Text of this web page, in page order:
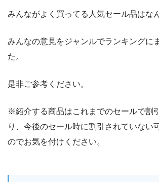
みんながよく買ってる人気セール品はな
みんなの意見をジャンルでランキングに
た。
是非ご参考ください。
※紹介する商品はこれまでのセールで割
り、今後のセール時に割引されていない
のでお気を付けください。